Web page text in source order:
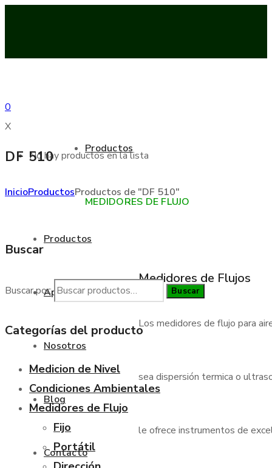
0
X
No hay productos en la lista
Productos
Aplicaciones
Nosotros
Blog
Contacto
Productos
MEDIDORES DE FLUJO
Medidores de Flujos
Los medidores de flujo para
sea dispersión termica o
le ofrece instrumentos de
DF 510
InicioProductosProductos de "DF 510"
Buscar
Buscar por: Buscar
Categorías del producto
Medicion de Nivel
Condiciones Ambientales
Medidores de Flujo
Fijo
Portátil